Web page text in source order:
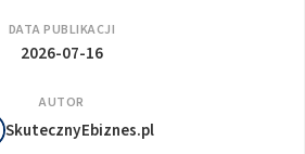
DATA PUBLIKACJI
2026-07-16
AUTOR
SkutecznyEbiznes.pl